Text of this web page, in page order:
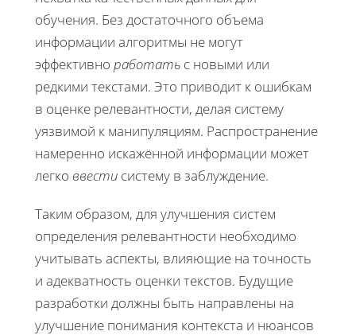
обучения. Без достаточного объема
информации алгоритмы не могут
эффективно работать с новыми или
редкими текстами. Это приводит к ошибкам
в оценке релевантности, делая систему
уязвимой к манипуляциям. Распространение
намеренно искажённой информации может
легко ввести систему в заблуждение.
Таким образом, для улучшения систем
определения релевантности необходимо
учитывать аспекты, влияющие на точность
и адекватность оценки текстов. Будущие
разработки должны быть направлены на
улучшение понимания контекста и нюансов